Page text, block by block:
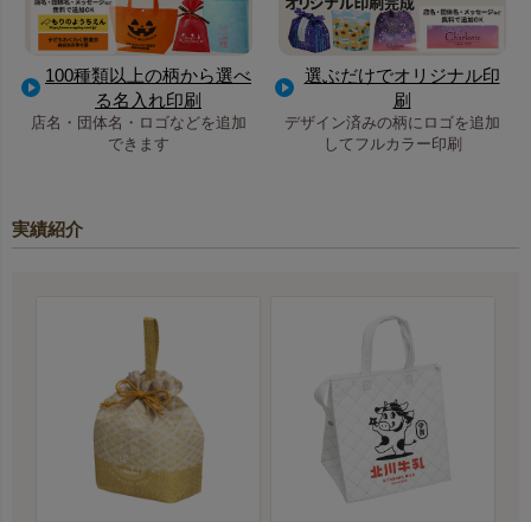
100種類以上の柄から選べ
る名入れ印刷
店名・団体名・ロゴなどを追加
できます
選ぶだけでオリジナル印
刷
デザイン済みの柄にロゴを追加
してフルカラー印刷
実績紹介